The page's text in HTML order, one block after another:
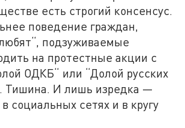
есть строгий консенсус.
поведение граждан,
подзуживаемые
на протестные акции с
ОДКБ“ или “Долой русских
Тишина. И лишь изредка —
социальных сетях и в кругу